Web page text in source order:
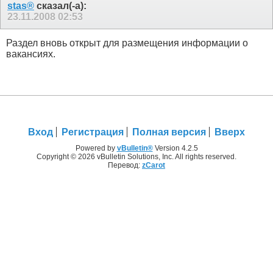
stas® сказал(-а):
23.11.2008 02:53
Раздел вновь открыт для размещения информации о
вакансиях.
Вход Регистрация Полная версия Вверх
Powered by vBulletin®Version 4.2.5
Copyright © 2026 vBulletin Solutions, Inc. All rights reserved.
Перевод: zCarot